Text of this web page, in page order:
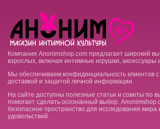
Компания Anonimshop.com предлагает широкий
взрослых, включая интимные игрушки, аксессуары
Мы обеспечиваем конфиденциальность клиентов
доставкой и защитой личной информации.
На сайте доступны полезные статьи и советы по
помогает сделать осознанный выбор.
безопасное пространство для исследования мира
удовольствий.